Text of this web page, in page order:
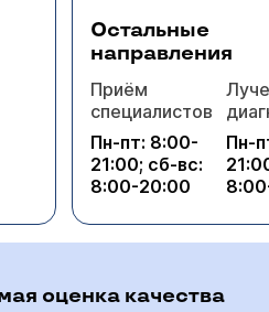
Остальные
направления
Приём
специалистов
Пн-пт: 8:00-
21:00; сб-вс:
8:00-20:00
Пн-
оценка качества